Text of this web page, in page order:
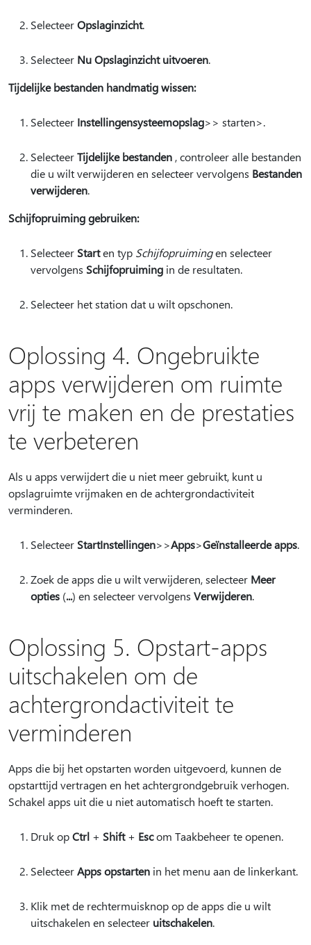
SelecteerOpslaginzicht.
Selecteer Nu Opslaginzicht uitvoeren.
Tijdelijke bestanden handmatig wissen:
Selecteer Instellingensysteemopslag>> starten>.
SelecteerTijdelijke bestanden , controleer alle bestanden
die u wilt verwijderen en selecteer vervolgens Bestanden
verwijderen.
Schijfopruiming gebruiken:
Selecteer Starten typ Schijfopruimingen selecteer
vervolgens Schijfopruiming in de resultaten.
Selecteer het station dat u wilt opschonen.
Oplossing 4. Ongebruikte
apps verwijderen om ruimte
vrij te maken en de prestaties
te verbeteren
Als u apps verwijdert die u niet meer gebruikt, kunt u
opslagruimte vrijmaken en de achtergrondactiviteit
verminderen.
Selecteer StartInstellingen>>Apps>Geïnstalleerde apps.
Zoek de apps die u wilt verwijderen, selecteer Meer
opties (...) en selecteer vervolgens Verwijderen.
Oplossing 5. Opstart-apps
uitschakelen om de
achtergrondactiviteit te
verminderen
Apps die bij het opstarten worden uitgevoerd, kunnen de
opstarttijd vertragen en het achtergrondgebruik verhogen.
Schakel apps uit die u niet automatisch hoeft te starten.
Druk opCtrl + Shift+ Escom Taakbeheer te openen.
SelecteerApps opstarten in het menu aan de linkerkant.
Klik met de rechtermuisknop op de apps die u wilt
uitschakelen en selecteer uitschakelen.